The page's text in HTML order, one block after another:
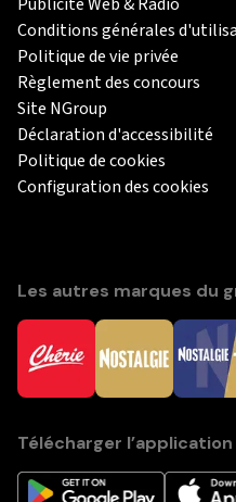
Conditions générales
Politique de vie privée
Règlement des concours
Site NGroup
Déclaration d'accessibilité
Politique de cookies
Configuration des cookies
Les autres marques du
Télécharger